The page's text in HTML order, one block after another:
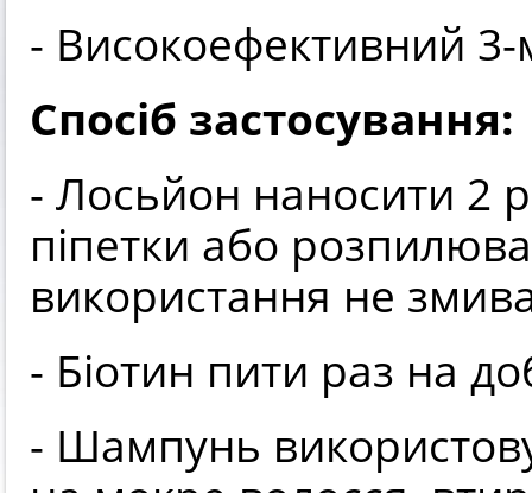
- Високоефективний
Спосіб застосування:
- Лосьйон наносити 2
піпетки або
використання не
- Біотин пити раз на
- Шампунь